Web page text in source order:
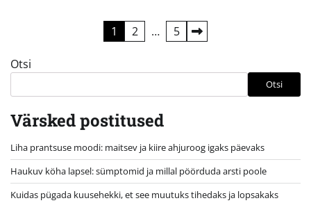
leheküljendus
1 2 … 5
Otsi
Otsi
Värsked postitused
Liha prantsuse moodi: maitsev ja kiire ahjuroog igaks päevaks
Haukuv köha lapsel: sümptomid ja millal pöörduda arsti poole
Kuidas pügada kuusehekki, et see muutuks tihedaks ja lopsakaks